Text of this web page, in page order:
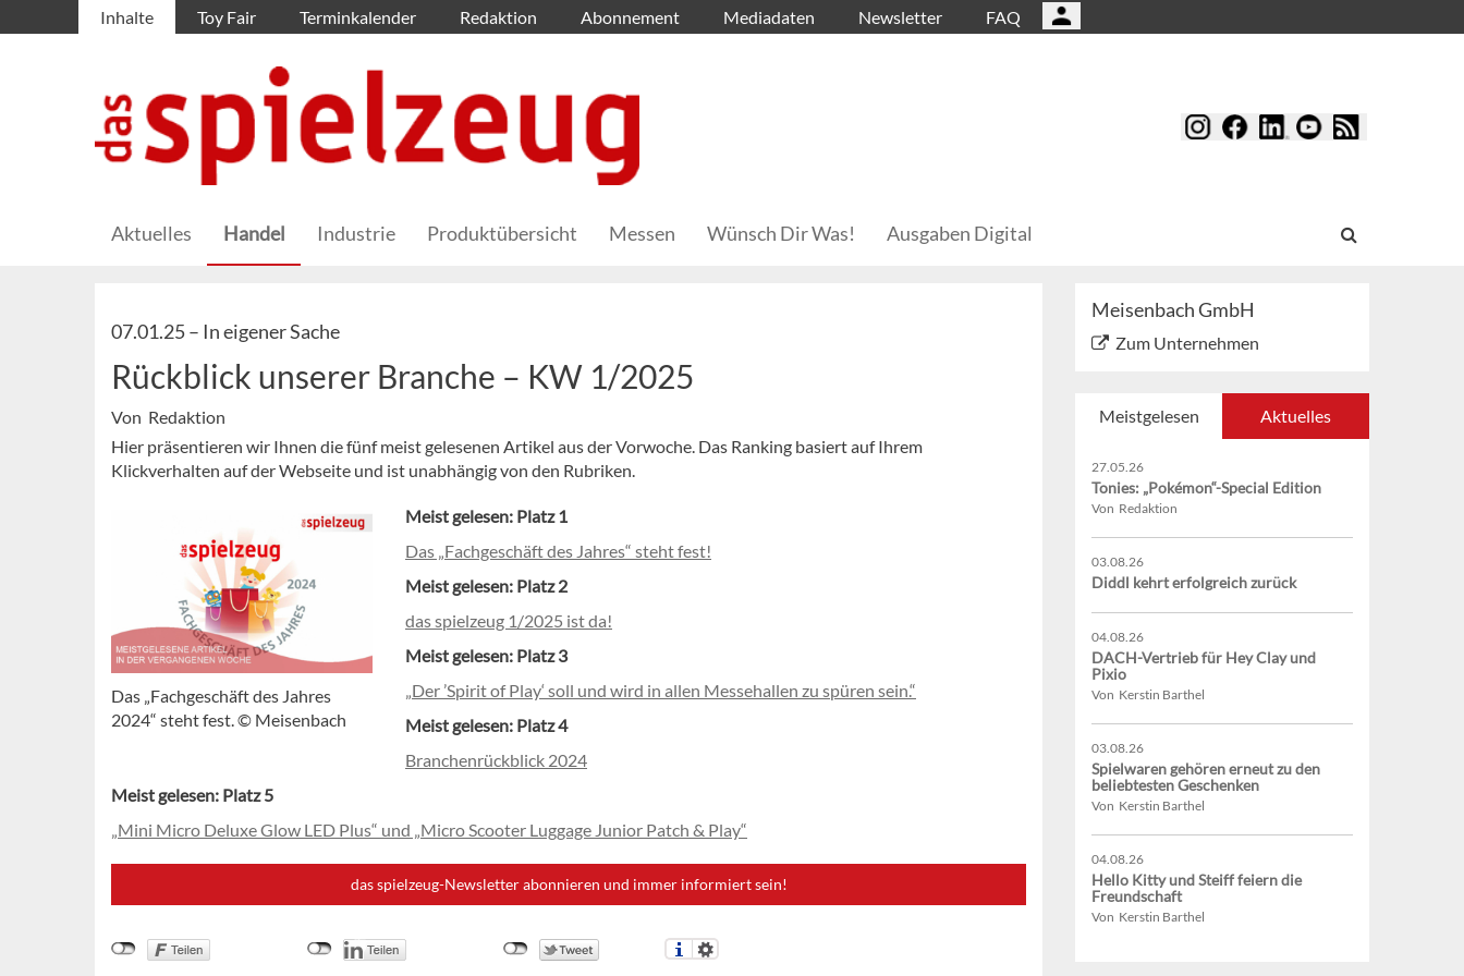
Inhalte Toy Fair Terminkalender Redaktion Abonnement Mediadaten Newsletter FAQ
Aktuelles Handel Industrie Produktübersicht Messen Wünsch Dir Was! Ausgaben Digital
07.01.25 – In eigener Sache
Rückblick unserer Branche – KW 1/2025
Von Redaktion
Hier präsentieren wir Ihnen die fünf meist gelesenen Artikel aus der Vorwoche. Das Ranking basiert auf Ihrem
Klickverhalten auf der Webseite und ist unabhängig von den Rubriken.
Das „Fachgeschäft des Jahres
2024“ steht fest. © Meisenbach
Meist gelesen: Platz 1
Das „Fachgeschäft des Jahres“ steht fest!
Meist gelesen: Platz 2
das spielzeug 1/2025 ist da!
Meist gelesen: Platz 3
„Der ’Spirit of Play‘ soll und wird in allen Messehallen zu spüren sein.“
Meist gelesen: Platz 4
Branchenrückblick 2024
Meist gelesen: Platz 5
„Mini Micro Deluxe Glow LED Plus“ und „Micro Scooter Luggage Junior Patch & Play“
das spielzeug-Newsletter abonnieren und immer informiert sein!
Meisenbach GmbH
Zum Unternehmen
Meistgelesen Aktuelles
27.05.26
Tonies: „Pokémon“-Special Edition
Von Redaktion
03.08.26
Diddl kehrt erfolgreich zurück
04.08.26
DACH-Vertrieb für Hey Clay und
Pixio
Von Kerstin Barthel
03.08.26
Spielwaren gehören erneut zu den
beliebtesten Geschenken
Von Kerstin Barthel
04.08.26
Hello Kitty und Steiff feiern die
Freundschaft
Von Kerstin Barthel